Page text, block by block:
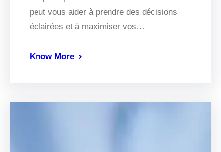
peut vous aider à prendre des décisions
éclairées et à maximiser vos…
Know More